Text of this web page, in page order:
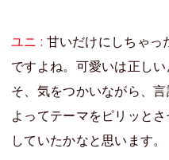
ユニ : 甘いだけにしちゃっ
ですよね。可愛いは正し
そ、気をつかいながら、
よってテーマをピリッと
していたかなと思います。